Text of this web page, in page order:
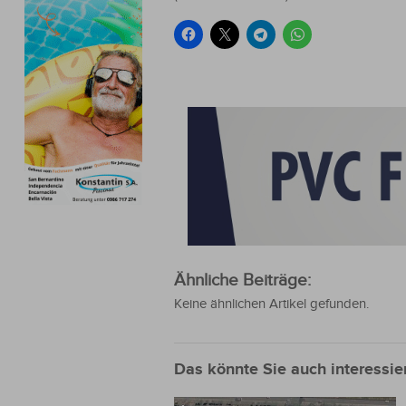
Ähnliche Beiträge:
Keine ähnlichen Artikel gefunden.
Das könnte Sie auch